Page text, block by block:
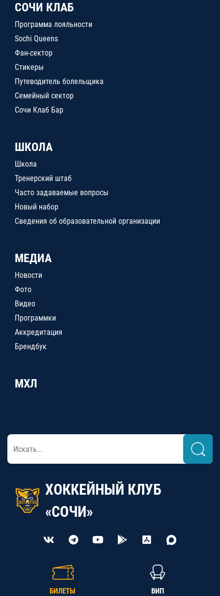
СОЧИ КЛАБ
Программа лояльности
Sochi Queens
Фан-сектор
Стикеры
Путеводитель болельщика
Семейный сектор
Сочи Клаб Бар
ШКОЛА
Школа
Тренерский штаб
Часто задаваемые вопросы
Новый набор
Сведения об образовательной организации
МЕДИА
Новости
Фото
Видео
Программки
Аккредитация
Брендбук
МХЛ
ХОККЕЙНЫЙ КЛУБ
«СОЧИ»
БИЛЕТЫ ВИП